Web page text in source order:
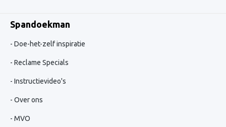
Spandoekman
Doe-het-zelf inspiratie
Reclame Specials
Instructievideo's
Over ons
MVO